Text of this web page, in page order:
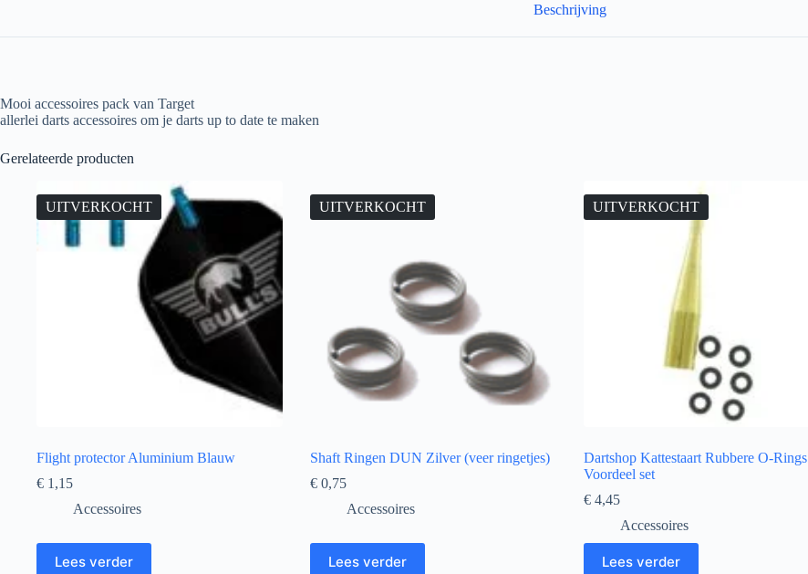
Beschrijving
Mooi accessoires pack van Target
allerlei darts accessoires om je darts up to date te maken
Gerelateerde producten
UITVERKOCHT
Flight protector Aluminium Blauw
€ 1,15
Accessoires
Lees verder
UITVERKOCHT
Shaft Ringen DUN Zilver (veer ringetjes)
€0,75
Accessoires
Lees verder
UITVERKOCHT
Dartshop Kattestaart Rubbere O-Rings
Voordeel set
€4,45
Accessoires
Lees verder